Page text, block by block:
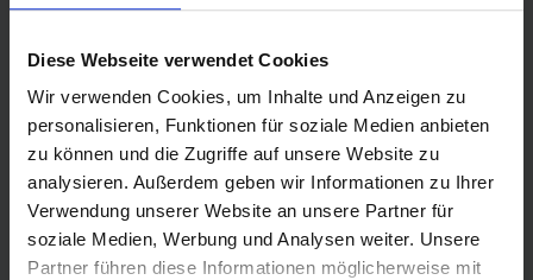
Diese Webseite verwendet Cookies
Wir verwenden Cookies, um Inhalte und Anzeigen zu
personalisieren, Funktionen für soziale Medien anbieten
zu können und die Zugriffe auf unsere Website zu
analysieren. Außerdem geben wir Informationen zu Ihrer
Verwendung unserer Website an unsere Partner für
soziale Medien, Werbung und Analysen weiter. Unsere
Partner führen diese Informationen möglicherweise mit